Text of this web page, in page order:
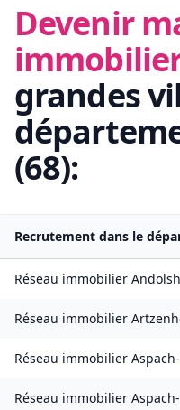
Devenir
grandes
(68):
Recrutement dans le
Réseau immobilier
Réseau immobilier
Réseau immobilier
Réseau immobilier